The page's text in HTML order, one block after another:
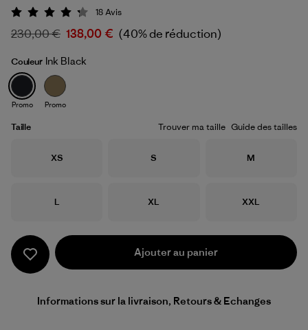
Ink Black
Évaluation: 4.2 / 5
18Avis
230,00 € 138,00 € (40% de réduction)
Couleur Ink Black
Promo Promo
Taille Trouver ma taille Guide des tailles
Taille
XS Taille
S Taille
M
Taille
L Taille
XL Taille
XXL
Ajouter au panier
Informations sur la livraison, Retours & Echanges